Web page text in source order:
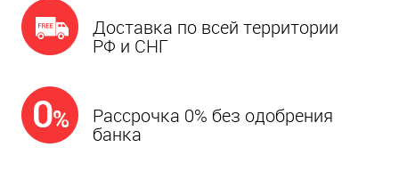
Доставка по всей территории
РФ и СНГ
Рассрочка 0% без одобрения
банка